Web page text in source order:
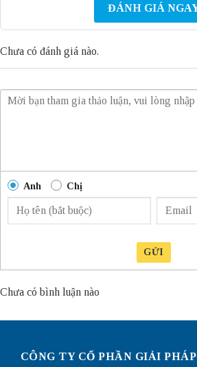
ĐÁNH GIÁ
Chưa có đánh giá nào.
Anh Chị
GỬI
Chưa có bình luận nào
CÔNG TY CỔ PHẦN GIẢI